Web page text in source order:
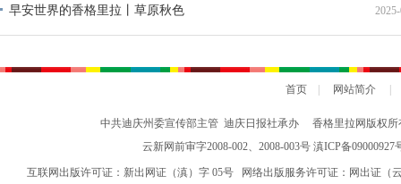
早安世界的香格里拉丨草原秋色